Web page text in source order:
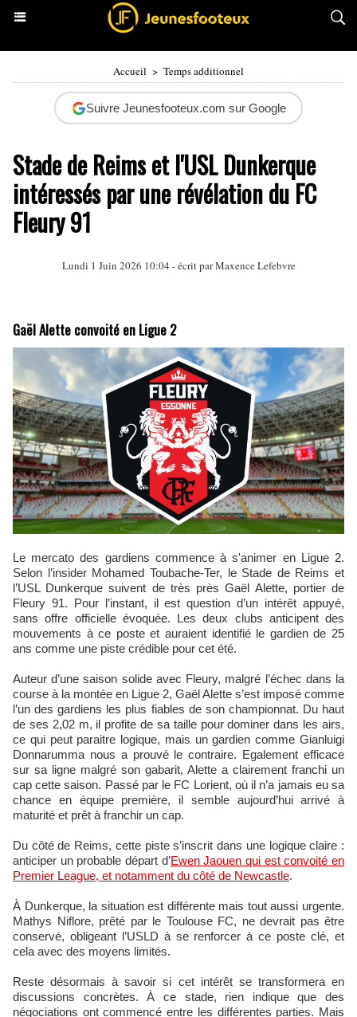
Accueil > Temps additionnel
Suivre Jeunesfooteux.com sur Google
Stade de Reims et l'USL Dunkerque
intéressés par une révélation du FC
Fleury 91
Lundi 1 Juin 2026 10:04 - écrit parMaxence Lefebvre
Gaël Alette convoité en Ligue 2
Le mercato des gardiens commence à s'animer en Ligue 2.
Selon l’insider Mohamed Toubache-Ter, le Stade de Reims et
l’USL Dunkerque suivent de très près Gaël Alette, portier de
Fleury 91. Pour l’instant, il est question d’un intérêt appuyé,
sans offre officielle évoquée. Les deux clubs anticipent des
mouvements à ce poste et auraient identifié le gardien de 25
ans comme une piste crédible pour cet été.
Auteur d’une saison solide avec Fleury, malgré l’échec dans la
course à la montée en Ligue 2, Gaël Alette s’est imposé comme
l’un des gardiens les plus fiables de son championnat. Du haut
de ses 2,02 m, il profite de sa taille pour dominer dans les airs,
ce qui peut paraitre logique, mais un gardien comme Gianluigi
Donnarumma nous a prouvé le contraire. Egalement efficace
sur sa ligne malgré son gabarit, Alette a clairement franchi un
cap cette saison. Passé par le FC Lorient, où il n’a jamais eu sa
chance en équipe première, il semble aujourd’hui arrivé à
maturité et prêt à franchir un cap.
Du côté de Reims, cette piste s’inscrit dans une logique claire :
anticiper un probable départ d’Ewen Jaouen qui est convoité en
Premier League, et notamment du côté de Newcastle.
À Dunkerque, la situation est différente mais tout aussi urgente.
Mathys Niflore, prêté par le Toulouse FC, ne devrait pas être
conservé, obligeant l’USLD à se renforcer à ce poste clé, et
cela avec des moyens limités.
Reste désormais à savoir si cet intérêt se transformera en
discussions concrètes. À ce stade, rien indique que des
négociations ont commencé entre les différentes parties. Mais